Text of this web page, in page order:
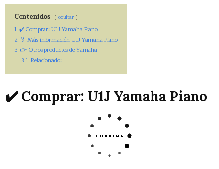
Contenidos ocultar
1 ✔️ Comprar: U1J Yamaha Piano
2 🏅 Más información U1J Yamaha Piano
3 👉 Otros productos de Yamaha
3.1 Relacionado:
✔️ Comprar: U1J Yamaha Piano